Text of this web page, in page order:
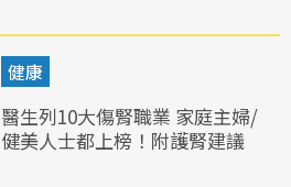
健康
醫生列10大傷腎職業 家庭主婦/
健美人士都上榜！附護腎建議